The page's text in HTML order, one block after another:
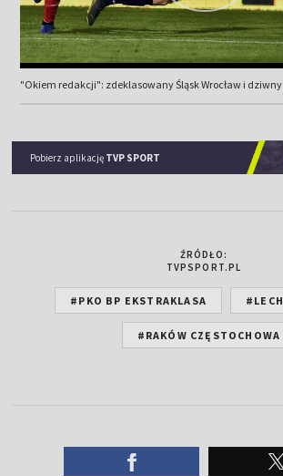
"Okiem redakcji": zdeklasowany Śląsk Wrocław i
Pobierz aplikację TVP SPORT
ŹRÓDŁO:
TVPSPORT.PL
#PKO BP EKSTRAKLASA
#RAKÓW CZĘSTOCHOWA